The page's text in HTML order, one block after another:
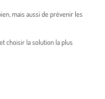
mais aussi de prévenir les
choisir la solution la plus